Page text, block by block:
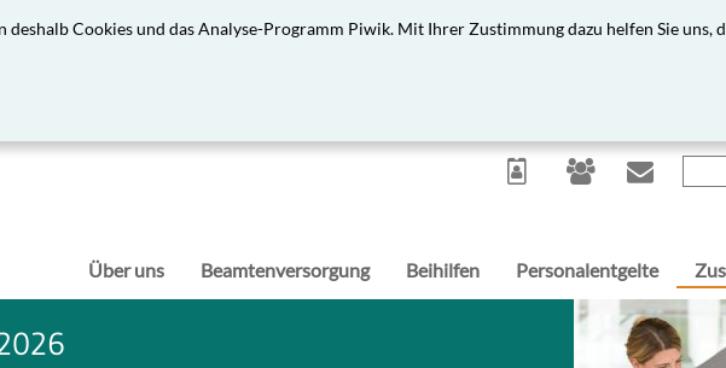
Cookies und das Analyse-Programm Piwik. Mit Ihrer Zustimmung dazu helfen Sie uns,
Über uns Beamtenversorgung Beihilfen Personalentgelte